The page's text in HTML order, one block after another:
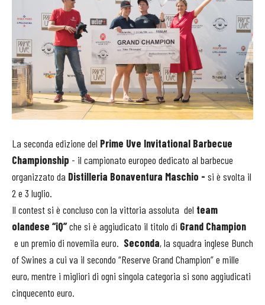
La seconda edizione del Prime Uve Invitational Barbecue
Championship - il campionato europeo dedicato al barbecue
organizzato da Distilleria Bonaventura Maschio - si è svolta il
2 e 3 luglio.
Il contest si è concluso con la vittoria assoluta del team
olandese “iQ”che si è aggiudicato il titolo di Grand Champion
e un premio di novemila euro. Seconda, la squadra inglese Bunch
of Swines a cui va il secondo “Reserve Grand Champion” e mille
euro, mentre i migliori di ogni singola categoria si sono aggiudicati
cinquecento euro.